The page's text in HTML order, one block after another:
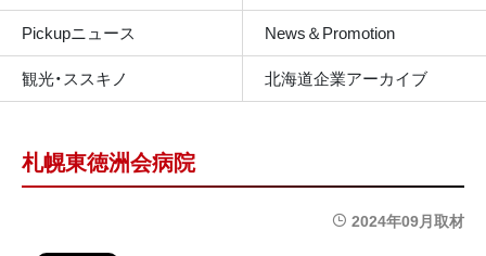
Pickupニュース
News＆Promotion
観光・ススキノ
北海道企業アーカイブ
札幌東徳洲会病院
2024年09月取材